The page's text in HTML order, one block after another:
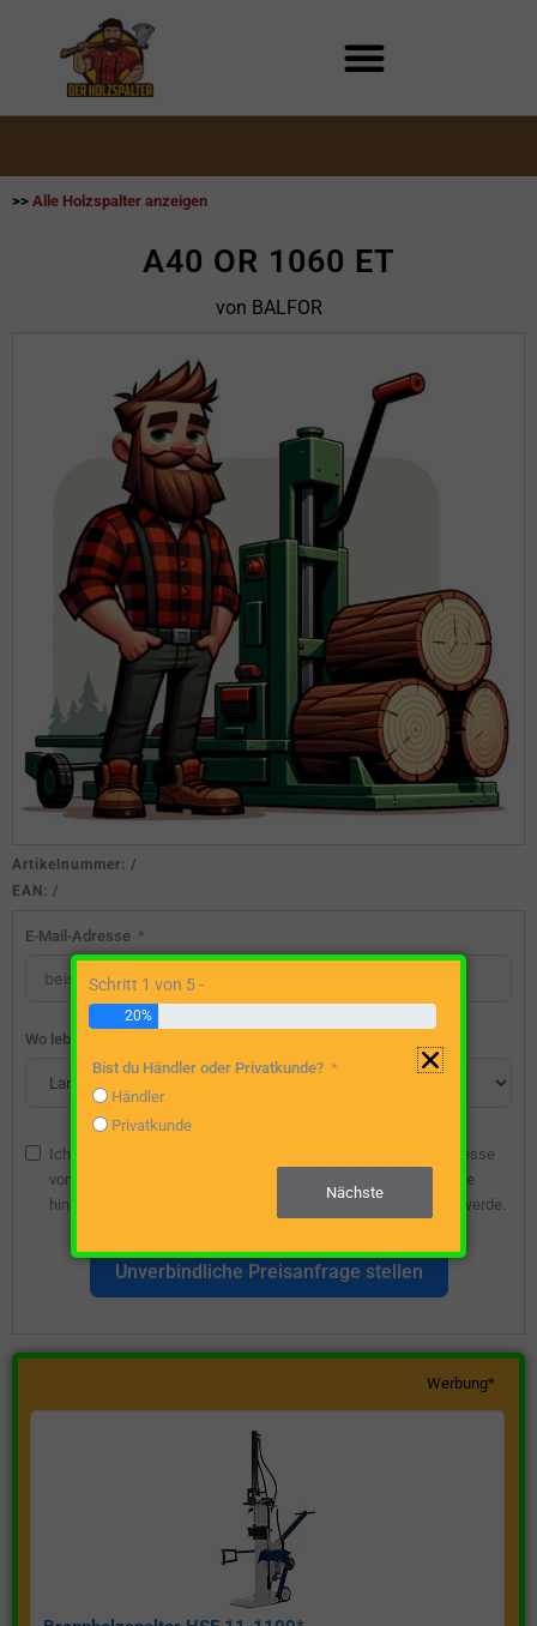
>> Alle Holzspalter anzeigen
A40 OR 1060 ET
von BALFOR
Artikelnummer: /
EAN: /
E-Mail-Adresse
Wo lebst du?
Ich bin damit einverstanden, dass die angegebene E-Mail-Adresse
vom Webseitenbetreiber gespeichert wird, damit ich über diese
hinsichtlich eines unverbindlichen Preisangebots kontaktiert werde.
Unverbindliche Preisanfrage stellen
Werbung*
Schritt 1 von 5 -
20%
Bist du Händler oder Privatkunde?
Händler
Privatkunde
Nächste